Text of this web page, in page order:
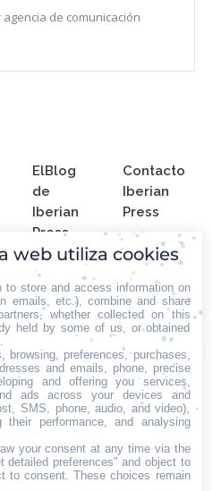
de comunicación
El Blog
de
Iberian
Press
Contacto
Iberian
Press
Home
Quiénes
Iberian
Press® -
web utiliza cookies
to store and access information on
emails, etc.), combine and share
whether collected on this
held by some of us, or obtained
browsing, preferences, purchases,
and emails, phone, precise
and offering you services,
ads across your devices and
SMS, phone, audio, and video),
their performance, and analysing
your consent at any time via the
detailed preferences" and object to
to consent. These choices remain